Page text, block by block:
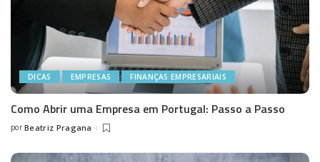
DICAS EMPRESAS FINANÇAS EMPRESARIAIS
Como Abrir uma Empresa em Portugal: Passo a Passo
Posted
por Beatriz Pragana